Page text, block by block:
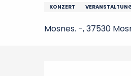
KONZERT
Mosnes. -, 37530